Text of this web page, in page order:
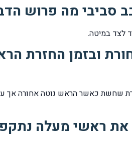
סביבי מה פרוש
לצד במיטה.
ובזמן החזרת
שחשת כאשר הראש נוטה אחורה אך
ראשי מעלה